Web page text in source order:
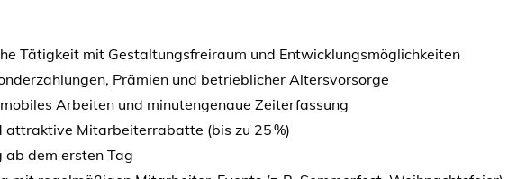
Tätigkeit mit Gestaltungsfreiraum und Entwicklungsmöglichkeiten
Prämien und betrieblicher Altersvorsorge
Arbeiten und minutengenaue Zeiterfassung
attraktive Mitarbeiterrabatte (bis zu 25 %)
ab dem ersten Tag